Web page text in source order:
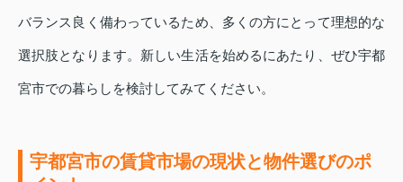
バランス良く備わっているため、多くの方にとって理想的な
選択肢となります。新しい生活を始めるにあたり、ぜひ宇都
宮市での暮らしを検討してみてください。
宇都宮市の賃貸市場の現状と物件選びのポ